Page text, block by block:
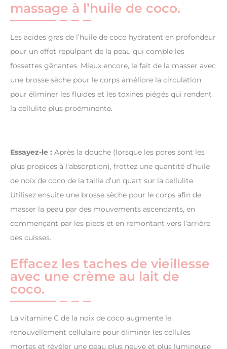
massage à l’huile de coco.
Les acides gras de l’huile de coco hydratent en profondeur
pour un effet repulpant de la peau qui comble les
fossettes gênantes. Mieux encore, le fait de la masser avec
une brosse sèche pour le corps améliore la circulation
pour éliminer les fluides et les toxines piégés qui rendent
la cellulite plus proéminente.
Essayez-le : Après la douche (lorsque les pores sont les
plus propices à l’absorption), frottez une quantité d’huile
de noix de coco de la taille d’un quart sur la cellulite.
Utilisez ensuite une brosse sèche pour le corps afin de
masser la peau par des mouvements ascendants, en
commençant par les pieds et en remontant vers l’arrière
des cuisses.
Effacez les taches de vieillesse
avec une crème au lait de
coco.
La vitamine C de la noix de coco augmente le
renouvellement cellulaire pour éliminer les cellules
mortes et révéler une peau plus neuve et plus lumineuse